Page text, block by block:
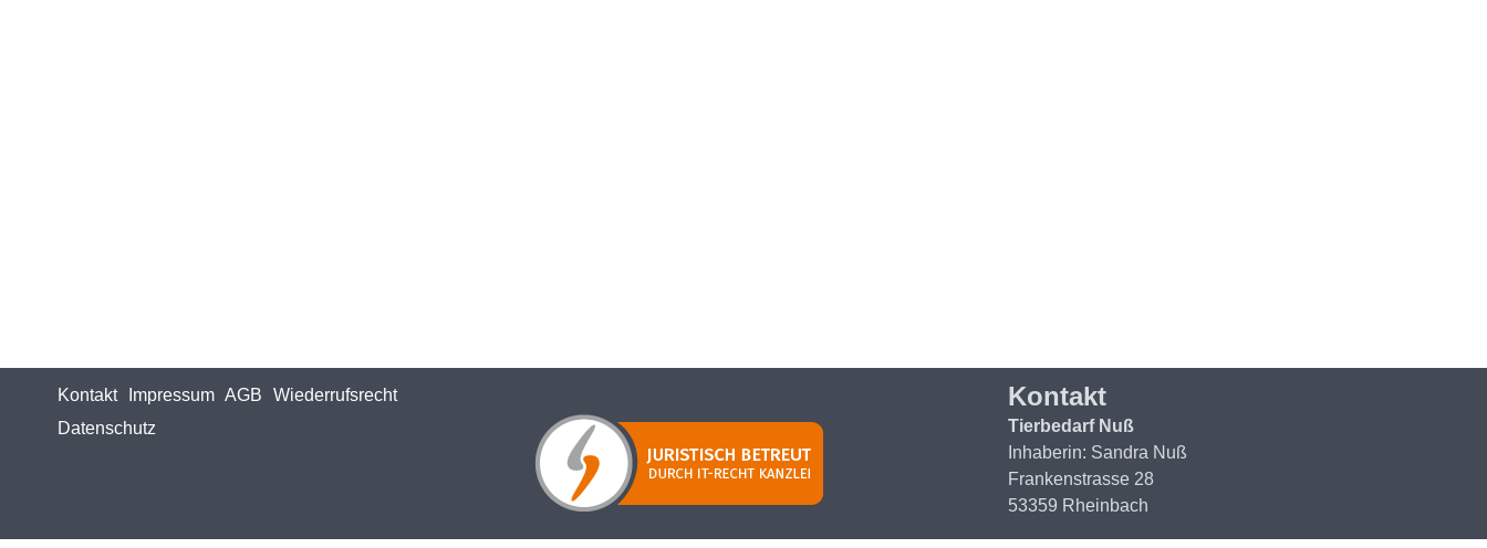
Kontakt Impressum AGB
Wiederrufsrecht
Datenschutz
Kontakt
Tierbedarf Nuß
Inhaberin: Sandra Nuß
Frankenstrasse 28
53359 Rheinbach